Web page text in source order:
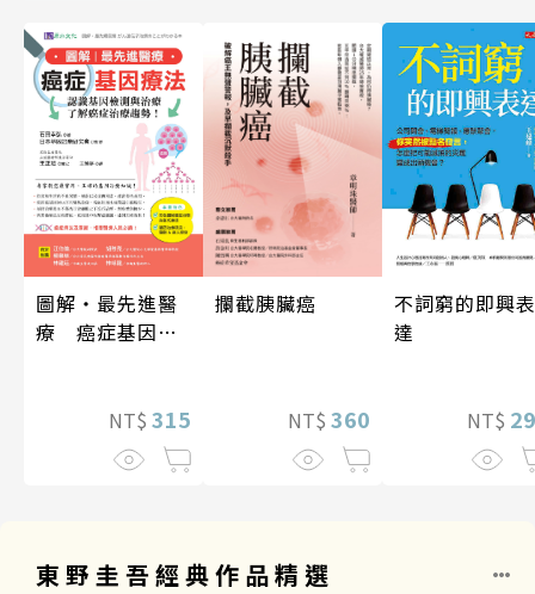
圖解‧最先進醫
療 癌症基因療
NT$ 315
攔截胰臟癌
NT$ 360
不詞窮的即興表
達
NT$
東野圭吾經典作品精選